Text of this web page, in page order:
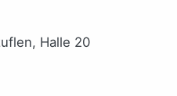
Halle 20